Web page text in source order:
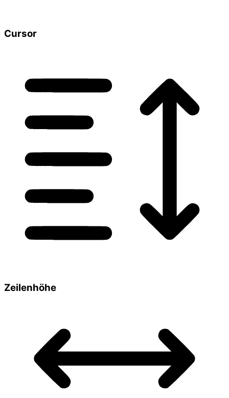
Cursor
Zeilenhöhe